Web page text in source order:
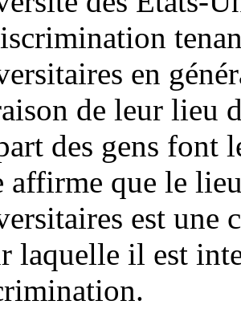
en
de leur lieu
des gens font
affirme que le
est une
laquelle il est